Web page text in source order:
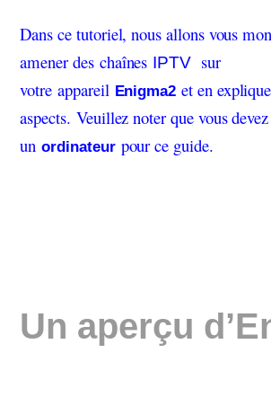
Dans ce tutoriel, nous allons vous
amener des chaînes IPTV sur
votre appareil Enigma2 et en
aspects. Veuillez noter que vous
unordinateurpour ce guide.
Un aperçu